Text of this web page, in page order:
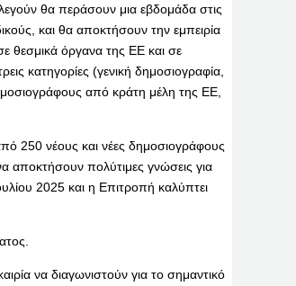
θα περάσουν μια εβδομάδα στις
και θα αποκτήσουν την εμπειρία
θεσμικά όργανα της ΕΕ και σε
κατηγορίες (γενική δημοσιογραφία,
από κράτη μέλη της ΕΕ,
250 νέους και νέες δημοσιογράφους
αποκτήσουν πολύτιμες γνώσεις για
2025 και η Επιτροπή καλύπτει
να διαγωνιστούν για το σημαντικό